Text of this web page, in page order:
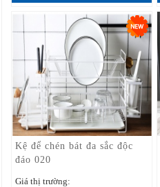
Kệ để chén bát đa sắc độc
đáo 020
Giá thị trường: